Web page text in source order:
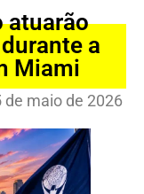
atuarão
a
Miami
de maio de 2026